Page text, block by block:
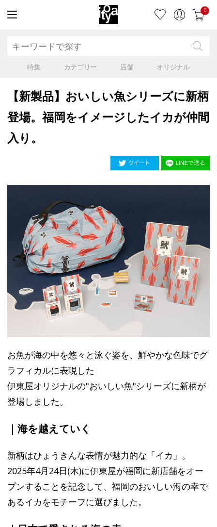
0
特集 カテゴリー 店舗 オリジナル
【新製品】おいしい魚シリーズに新柄
登場。福岡をイメージしたイカが仲間
入り。
お魚が海の中を悠々と泳ぐ姿を、鮮やかな色味でグ
ラフィカルに表現した
伊東屋オリジナルの"おいしい魚"シリーズに新柄が
登場しました。
｜海を越えていく
新柄はひょうきんな表情が魅力的な「イカ」。
2025年4月24日(木)に伊東屋が福岡に新店舗をオー
プンすることを記念して、福岡のおいしい海の幸で
あるイカをモチーフに選びました。